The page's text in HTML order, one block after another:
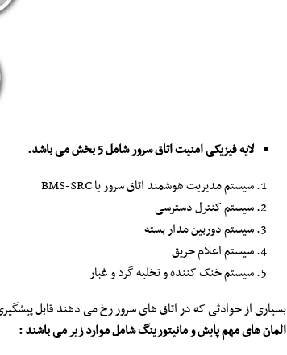
لایه فیزیکی امنیت اتاق سرور شامل 5 بخش می باشد.
سیستم مدیریت هوشمند اتاق سرور یا BMS-SRC
سیستم کنترل دسترسی
سیستم دوربین مدار بسته
سیستم اعلام حریق
سیستم خنک کننده و تخلیه گرد و غبار
بسیاری از حوادثی که در اتاق های سرور رخ می دهند قابل
المان های مهم پایش و مانیتورینگ شامل موارد زیر می باشند :